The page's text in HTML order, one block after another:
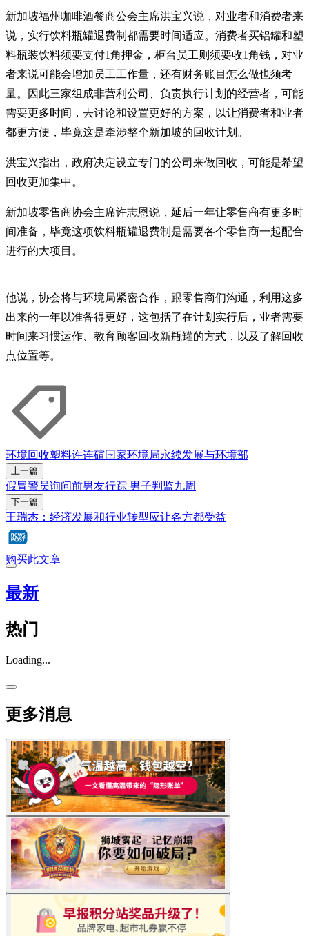
新加坡福州咖啡酒餐商公会主席洪宝兴说，对业者和消费者来
说，实行饮料瓶罐退费制都需要时间适应。消费者买铝罐和塑
料瓶装饮料须要支付1角押金，柜台员工则须要收1角钱，对业
者来说可能会增加员工工作量，还有财务账目怎么做也须考
量。因此三家组成非营利公司、负责执行计划的经营者，可能
需要更多时间，去讨论和设置更好的方案，以让消费者和业者
都更方便，毕竟这是牵涉整个新加坡的回收计划。
洪宝兴指出，政府决定设立专门的公司来做回收，可能是希望
回收更加集中。
新加坡零售商协会主席许志恩说，延后一年让零售商有更多时
间准备，毕竟这项饮料瓶罐退费制是需要各个零售商一起配合
进行的大项目。
他说，协会将与环境局紧密合作，跟零售商们沟通，利用这多
出来的一年以准备得更好，这包括了在计划实行后，业者需要
时间来习惯运作、教育顾客回收新瓶罐的方式，以及了解回收
点位置等。
环境回收塑料许连碹国家环境局永续发展与环境部
上一篇
假冒警员询问前男友行踪 男子判监九周
下一篇
王瑞杰：经济发展和行业转型应让各方都受益
购买此文章
最新
热门
Loading...
更多消息